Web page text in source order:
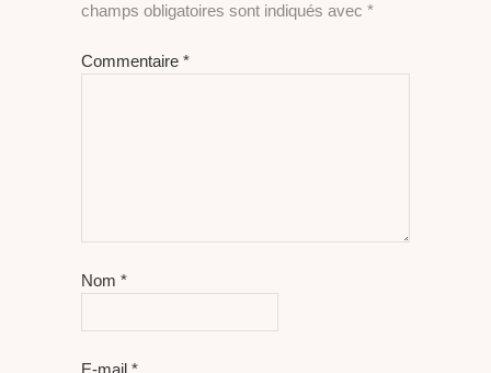
champs obligatoires sont indiqués avec *
Commentaire *
Nom *